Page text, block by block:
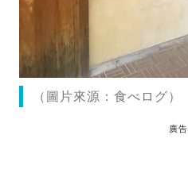
（圖片來源：食べログ）
廣告